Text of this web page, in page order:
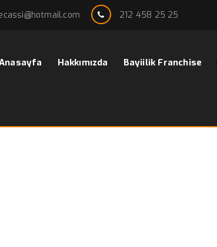
212 458 25 25
Hakkımızda Bayiilik Franchise